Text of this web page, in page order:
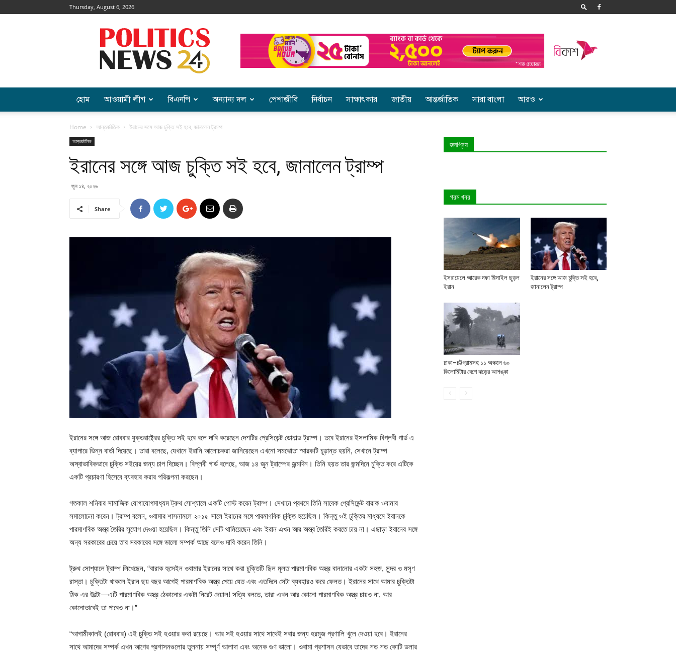
Thursday, August 6, 2026
Politics
হোম আওয়ামী লীগ বিএনপি অন্যান্য দল পেশাজীবি নির্বাচন সাক্ষাৎকার জাতীয় আন্তর্জাতিক সারা বাংলা আরও
Home আন্তর্জাতিক ইরানের সঙ্গে আজ চুক্তি সই হবে, জানালেন ট্রাম্প
আন্তর্জাতিক
ইরানের সঙ্গে আজ চুক্তি সই হবে, জানালেন ট্রাম্প
জুন ১৪, ২০২৬
Share
ইরানের সঙ্গে আজ রোববার যুক্তরাষ্ট্রের চুক্তি সই হবে বলে দাবি করেছেন দেশটির প্রেসিডেন্ট ডোনাল্ড ট্রাম্প। তবে ইরানের ইসলামিক বিপ্লবী গার্ড এ
ব্যাপারে ভিন্ন বার্তা দিয়েছে। তারা বলেছে, যেখানে ইরানি আলোচকরা জানিয়েছেন এখনো সমঝোতা স্মারকটি চূড়ান্ত হয়নি, সেখানে ট্রাম্প
অস্বাভাবিকভাবে চুক্তি সইয়ের জন্য চাপ দিচ্ছেন। বিপ্লবী গার্ড বলেছে, আজ ১৪ জুন ট্রাম্পের জন্মদিন। তিনি হয়ত তার জন্মদিনে চুক্তি করে এটিকে
একটি প্রচারণা হিসেবে ব্যবহার করার পরিকল্পনা করছেন।
গতকাল শনিবার সামাজিক যোগাযোগমাধ্যম ট্রুথ সোশ্যালে একটি পোস্ট করেন ট্রাম্প। সেখানে প্রথমে তিনি সাবেক প্রেসিডেন্ট বারাক ওবামার
সমালোচনা করেন। ট্রাম্প বলেন, ওবামার শাসনামলে ২০১৫ সালে ইরানের সঙ্গে পারমাণবিক চুক্তি হয়েছিল। কিন্তু ওই চুক্তির মাধ্যমে ইরানকে
পারমাণবিক অস্ত্র তৈরির সুযোগ দেওয়া হয়েছিল। কিন্তু তিনি সেটি থামিয়েছেন এবং ইরান এখন আর অস্ত্র তৈরিই করতে চায় না। এছাড়া ইরানের সঙ্গে
অন্য সরকারের চেয়ে তার সরকারের সঙ্গে ভালো সম্পর্ক আছে বলেও দাবি করেন তিনি।
ট্রুথ সোশ্যালে ট্রাম্প লিখেছেন, “বারাক হুসেইন ওবামার ইরানের সাথে করা চুক্তিটি ছিল মূলত পারমাণবিক অস্ত্র বানানোর একটা সহজ, সুন্দর ও মসৃণ
রাস্তা। চুক্তিটা থাকলে ইরান ছয় বছর আগেই পারমাণবিক অস্ত্র পেয়ে যেত এবং এতদিনে সেটা ব্যবহারও করে ফেলত। ইরানের সাথে আমার চুক্তিটা
ঠিক এর উল্টো—এটি পারমাণবিক অস্ত্র ঠেকানোর একটা নিরেট দেয়াল! সত্যি বলতে, তারা এখন আর কোনো পারমাণবিক অস্ত্র চায়ও না, আর
কোনোভাবেই তা পাবেও না।”
“আগামীকালই (রোববার) এই চুক্তি সই হওয়ার কথা রয়েছে। আর সই হওয়ার সাথে সাথেই সবার জন্য হরমুজ প্রণালি খুলে দেওয়া হবে। ইরানের
সাথে আমাদের সম্পর্ক এখন আগের প্রশাসনগুলোর তুলনায় সম্পূর্ণ আলাদা এবং অনেক গুণ ভালো। ওবামা প্রশাসন যেভাবে তাদের শত শত কোটি ডলার
জনপ্রিয়
গরম খবর
ইসরায়েলে আরেক দফা মিসাইল ছুড়ল
ইরান
ইরানের সঙ্গে আজ চুক্তি সই হবে,
জানালেন ট্রাম্প
ঢাকা–চট্টগ্রামসহ ১১ অঞ্চলে ৬০
কিলোমিটার বেগে ঝড়ের আশঙ্কা